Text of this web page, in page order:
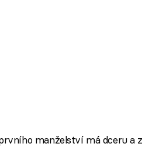
manželství má dceru a z